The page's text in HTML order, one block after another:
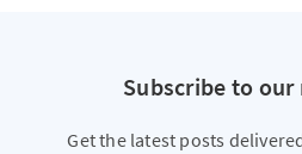
Subscribe to
Get the latest posts